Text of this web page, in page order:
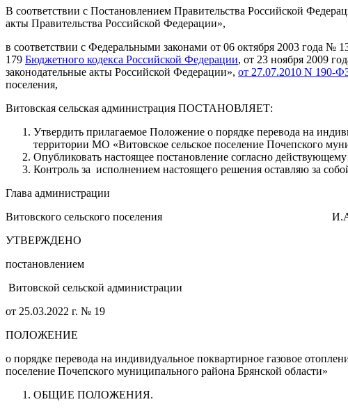
В соответствии с Постановлением Правительства Российской
акты Правительства Российской Федерации»,
в соответствии с Федеральными законами от 06 октября 2003 года
179 Бюджетного кодекса Российской Федерации, от 23 ноября 2009
законодательные акты Российской Федерации», от 27.07.2010 N 190-
поселения,
Витовская сельская администрация ПОСТАНОВЛЯЕТ:
Утвердить прилагаемое Положение о порядке перевода на
территории МО «Витовское сельское поселение Почепского
Опубликовать настоящее постановление согласно действующему
Контроль за исполнением настоящего решения оставляю за
Глава администрации
Витовского сельского поселения
УТВЕРЖДЕНО
постановлением
Витовской сельской администрации
от 25.03.2022 г. № 19
ПОЛОЖЕНИЕ
о порядке перевода на индивидуальное поквартирное газовое
поселение Почепского муниципального района Брянской области»
ОБЩИЕ ПОЛОЖЕНИЯ.